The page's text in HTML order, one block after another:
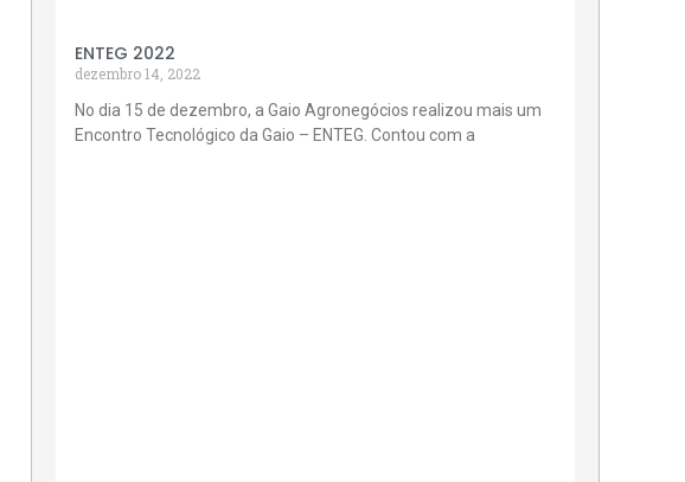
ENTEG 2022
dezembro 14, 2022
No dia 15 de dezembro, a Gaio Agronegócios realizou mais um
Encontro Tecnológico da Gaio – ENTEG. Contou com a